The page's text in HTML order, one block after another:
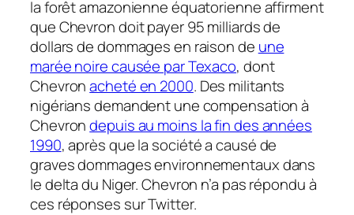
la forêt amazonienne équatorienne affirment
que Chevron doit payer 95 milliards de
dollars de dommages en raison de une
marée noire causée par Texaco, dont
Chevronacheté en 2000. Des militants
nigérians demandent une compensation à
Chevrondepuis au moins la fin des années
1990, après que la société a causé de
graves dommages environnementaux dans
le delta du Niger. Chevron n’a pas répondu à
ces réponses sur Twitter.